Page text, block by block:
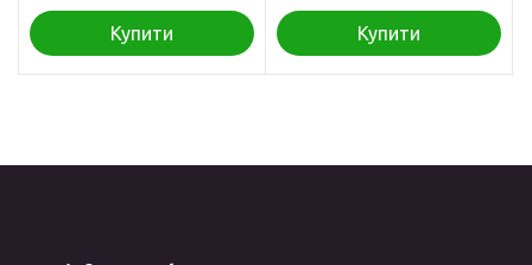
Купити Купити